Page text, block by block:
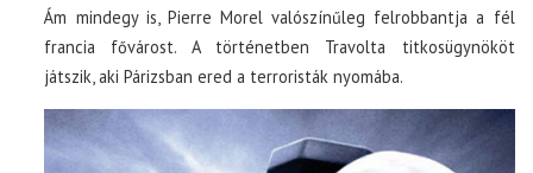
Ám mindegy is, Pierre Morel valószínűleg felrobbantja a fél
francia fővárost. A történetben Travolta titkosügynököt
játszik, aki Párizsban ered a terroristák nyomába.